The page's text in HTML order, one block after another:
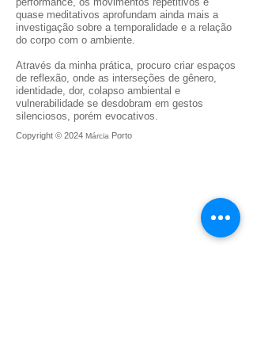
quase meditativos aprofundam ainda mais a
investigação sobre a temporalidade e a relação
do corpo com o ambiente.
Através da minha prática, procuro criar espaços
de reflexão, onde as interseções de gênero,
identidade, dor, colapso ambiental e
vulnerabilidade se desdobram em gestos
silenciosos, porém evocativos.
Copyright © 2024 Márcia Porto